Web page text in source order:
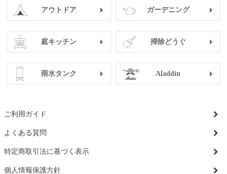
アウトドア ガーデニング
庭キッチン 掃除どうぐ
雨水タンク Aladdin
ご利用ガイド
よくある質問
特定商取引法に基づく表示
個人情報保護方針